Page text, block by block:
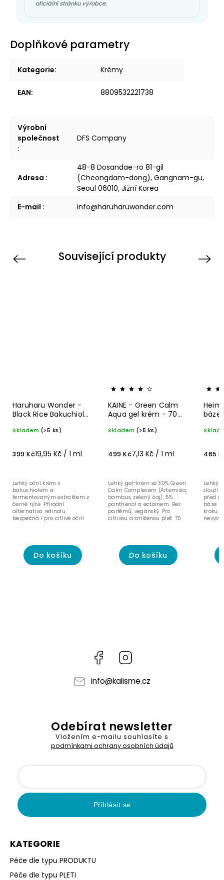
oficiální stránku výrobce.
Doplňkové parametry
Kategorie: Krémy
EAN: 8809532221738
Výrobní
společnost
:
DFS Company
Adresa :
48-8 Dosandae-ro 81-gil
(Cheongdam-dong), Gangnam-gu,
Seoul 06010, Jižní Korea
E-mail : info@haruharuwonder.com
Související produkty
Previous
Haruharu Wonder -
Black Rice Bakuchiol
Skladem (>5 ks)
399 Kč19,95 Kč / 1 ml
Do košíku
Lehký oční krém s
bakuchiolem a
fermentovaným extraktem z
černé rýže. Přírodní
alternativa retinolu
bezpečná i pro citlivé oční
KAINE - Green Calm
Aqua gel krém - 70
Skladem (>5 ks)
499 Kč7,13 Kč / 1 ml
Do košíku
Lehký gel-krém se 30% Green
Calm Complexem (Artemisia,
bambus, zelený čaj), 5%
panthenol a ectoinem. Bez
parfémů, vegánský. Pro
citlivou a smíšenou pleť. 70
báze
465
Lehký
slouží
před
báze
kroku.
Next
Facebook
info@kalisme.cz
KATEGORIE
Péče dle typu PRODUKTU
Péče dle typu PLETI
Odebírat newsletter
Vložením e-mailu souhlasíte s
podmínkami ochrany osobních údajů
Přihlásit se